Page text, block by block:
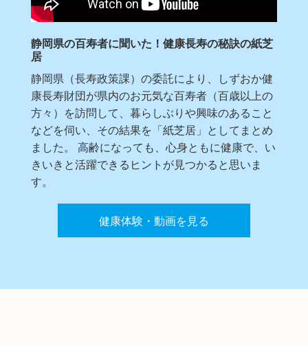
静岡県の百寿者に聞いた！健康長寿の秘訣の紙芝
居
静岡県（長寿政策課）の委託により、しずおか健
康長寿財団が県内のお元気な百寿者（百歳以上の
方々）を訪問して、暮らしぶりや興味のあること
などを伺い、その結果を「紙芝居」としてまとめ
ました。 高齢になっても、心身ともに健康で、い
きいきと活躍できるヒントが見つかると思いま
す。
健康体験・動画を見る